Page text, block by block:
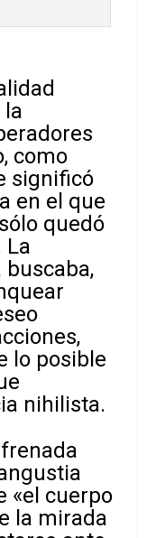
la
como
significó
en el que
quedó
La
lo posible
nihilista.
«el cuerpo
la mirada